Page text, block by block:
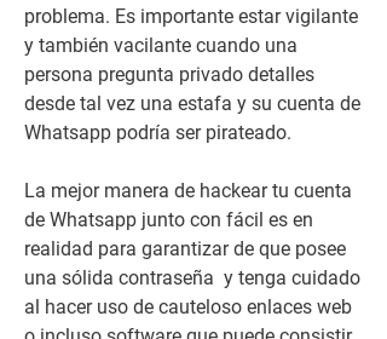
problema. Es importante estar vigilante
y también vacilante cuando una
persona pregunta privado detalles
desde tal vez una estafa y su cuenta de
Whatsapp podría ser pirateado.
La mejor manera de hackear tu cuenta
de Whatsapp junto con fácil es en
realidad para garantizar de que posee
una sólida contraseña  y tenga cuidado
al hacer uso de cauteloso enlaces web